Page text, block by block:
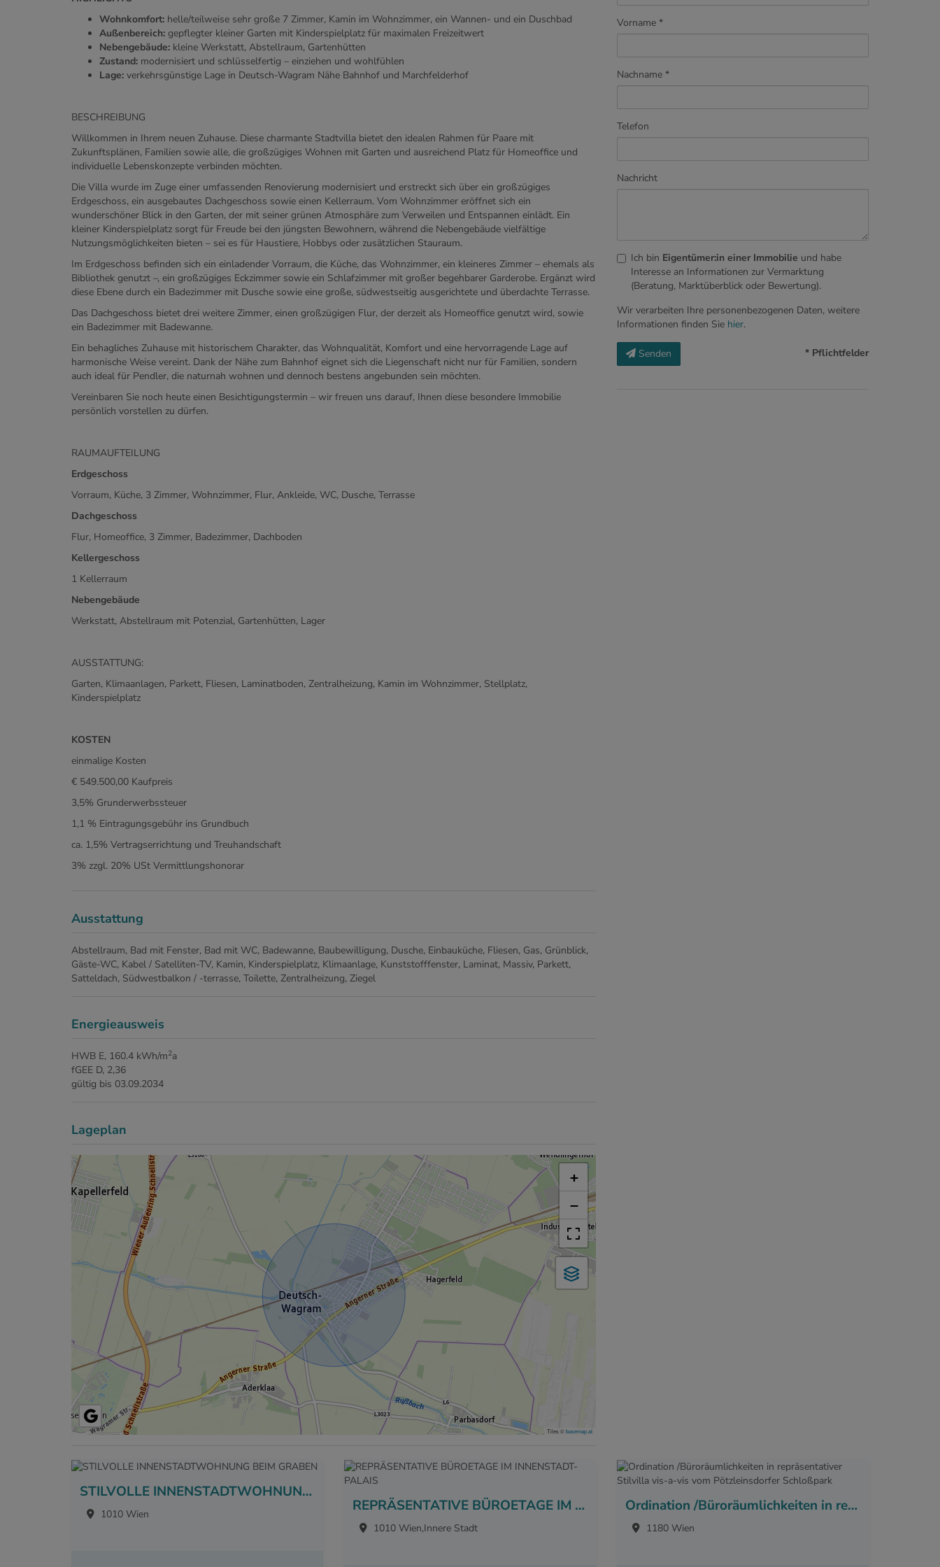
Wohnkomfort: helle/teilweise sehr große 7 Zimmer, Kamin im Wohnzimmer, ein Wannen- und ein Duschbad
Außenbereich: gepflegter kleiner Garten mit Kinderspielplatz für maximalen Freizeitwert
Nebengebäude: kleine Werkstatt, Abstellraum, Gartenhütten
Zustand: modernisiert und schlüsselfertig – einziehen und wohlfühlen
Lage: verkehrsgünstige Lage in Deutsch-Wagram Nähe Bahnhof und Marchfelderhof
BESCHREIBUNG
Willkommen in Ihrem neuen Zuhause. Diese charmante Stadtvilla bietet den idealen Rahmen für Paare mit
Zukunftsplänen, Familien sowie alle, die großzügiges Wohnen mit Garten und ausreichend Platz für Homeoffice und
individuelle Lebenskonzepte verbinden möchten.
Die Villa wurde im Zuge einer umfassenden Renovierung modernisiert und erstreckt sich über ein großzügiges
Erdgeschoss, ein ausgebautes Dachgeschoss sowie einen Kellerraum. Vom Wohnzimmer eröffnet sich ein
wunderschöner Blick in den Garten, der mit seiner grünen Atmosphäre zum Verweilen und Entspannen einlädt. Ein
kleiner Kinderspielplatz sorgt für Freude bei den jüngsten Bewohnern, während die Nebengebäude vielfältige
Nutzungsmöglichkeiten bieten – sei es für Haustiere, Hobbys oder zusätzlichen Stauraum.
Im Erdgeschoss befinden sich ein einladender Vorraum, die Küche, das Wohnzimmer, ein kleineres Zimmer – ehemals als
Bibliothek genutzt –, ein großzügiges Eckzimmer sowie ein Schlafzimmer mit großer begehbarer Garderobe. Ergänzt wird
diese Ebene durch ein Badezimmer mit Dusche sowie eine große, südwestseitig ausgerichtete und überdachte Terrasse.
Das Dachgeschoss bietet drei weitere Zimmer, einen großzügigen Flur, der derzeit als Homeoffice genutzt wird, sowie
ein Badezimmer mit Badewanne.
Ein behagliches Zuhause mit historischem Charakter, das Wohnqualität, Komfort und eine hervorragende Lage auf
harmonische Weise vereint. Dank der Nähe zum Bahnhof eignet sich die Liegenschaft nicht nur für Familien, sondern
auch ideal für Pendler, die naturnah wohnen und dennoch bestens angebunden sein möchten.
Vereinbaren Sie noch heute einen Besichtigungstermin – wir freuen uns darauf, Ihnen diese besondere Immobilie
persönlich vorstellen zu dürfen.
RAUMAUFTEILUNG
Erdgeschoss
Vorraum, Küche, 3 Zimmer, Wohnzimmer, Flur, Ankleide, WC, Dusche, Terrasse
Dachgeschoss
Flur, Homeoffice, 3 Zimmer, Badezimmer, Dachboden
Kellergeschoss
1 Kellerraum
Nebengebäude
Werkstatt, Abstellraum mit Potenzial, Gartenhütten, Lager
AUSSTATTUNG:
Garten, Klimaanlagen, Parkett, Fliesen, Laminatboden, Zentralheizung, Kamin im Wohnzimmer, Stellplatz,
Kinderspielplatz
KOSTEN
einmalige Kosten
€ 549.500,00 Kaufpreis
3,5% Grunderwerbssteuer
1,1 % Eintragungsgebühr ins Grundbuch
ca. 1,5% Vertragserrichtung und Treuhandschaft
3% zzgl. 20% USt Vermittlungshonorar
Ausstattung
Abstellraum Bad mit Fenster Bad mit WC Badewanne Baubewilligung Dusche Einbauküche Fliesen Gas Grünblick
Gäste-WC Kabel / Satelliten-TV Kamin Kinderspielplatz Klimaanlage Kunststofffenster Laminat Massiv Parkett
Satteldach Südwestbalkon / -terrasse Toilette Zentralheizung Ziegel
Energieausweis
HWB E, 160.4 kWh/m2a
fGEE D, 2,36
gültig bis 03.09.2034
Lageplan
+
−
Tiles ©basemap.at
Vorname
Nachname
Telefon
Nachricht
Ich bin Eigentümer:in einer Immobilie und habe
Interesse an Informationen zur Vermarktung
(Beratung, Marktüberblick oder Bewertung).
Wir verarbeiten Ihre personenbezogenen Daten, weitere
Informationen finden Sie hier.
Senden * Pflichtfelder
STILVOLLE INNENSTADTWOHNUNG BEIM GRABEN
1010 Wien REPRÄSENTATIVE BÜROETAGE IM INNENSTADT-PALAIS
1010 Wien,Innere Stadt
Ordination /Büroräumlichkeiten in repräsentativer Stilvilla vis-a-vis vom Pötzleinsdorfer Schloßpark
1180 Wien